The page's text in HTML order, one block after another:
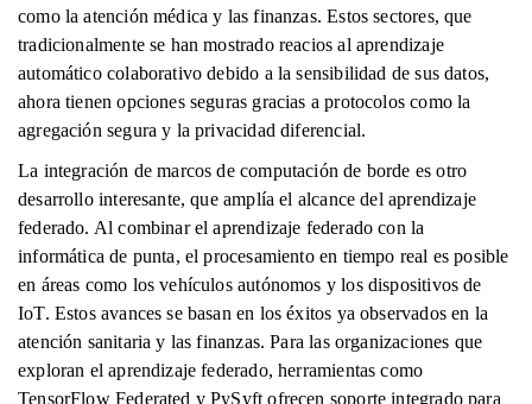
como la atención médica y las finanzas. Estos sectores, que
tradicionalmente se han mostrado reacios al aprendizaje
automático colaborativo debido a la sensibilidad de sus datos,
ahora tienen opciones seguras gracias a protocolos como la
agregación segura y la privacidad diferencial.
La integración de marcos de computación de borde es otro
desarrollo interesante, que amplía el alcance del aprendizaje
federado. Al combinar el aprendizaje federado con la
informática de punta, el procesamiento en tiempo real es posible
en áreas como los vehículos autónomos y los dispositivos de
IoT. Estos avances se basan en los éxitos ya observados en la
atención sanitaria y las finanzas. Para las organizaciones que
exploran el aprendizaje federado, herramientas como
TensorFlow Federated y PySyft ofrecen soporte integrado para